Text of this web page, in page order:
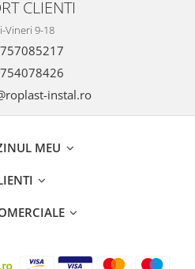
CLIENTI
Vineri 9-18
instal.ro
MEU